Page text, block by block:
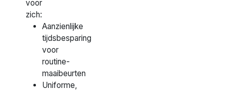
voor
zich:
Aanzienlijke
tijdsbesparing
voor
routine-
maaibeurten
Uniforme,